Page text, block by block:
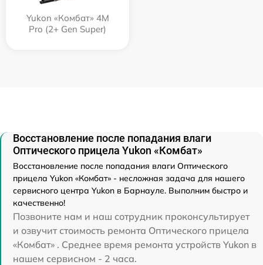
Yukon «Комбат» 4M
Pro (2+ Gen Super)
Восстановление после попадания влаги
Оптического прицела Yukon «Комбат»
Восстановление после попадания влаги Оптического
прицела Yukon «Комбат» - несложная задача для нашего
сервисного центра Yukon в Барнауле. Выполним быстро и
качественно!
Позвоните нам и наш сотрудник проконсультирует
и озвучит стоимость ремонта Оптического прицела
«Комбат» . Среднее время ремонта устройств Yukon в
нашем сервисном - 2 часа.